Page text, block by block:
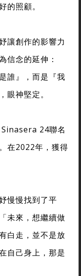
的照顧。
讓創作的影響力
信念的延伸：
誰』，而是『我
眼神堅定。
24聯名
在2022年，獲得
慢慢找到了平
未來，想繼續做
白走，並不是放
自己身上，那是